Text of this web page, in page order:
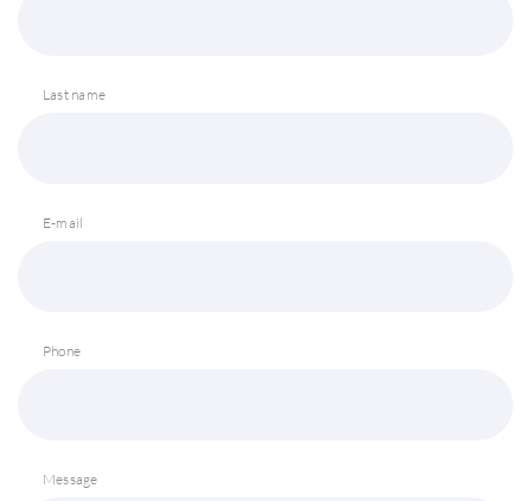
Last name
E-mail
Phone
Message